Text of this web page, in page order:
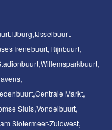
IJburg IJsselbuurt
Irenebuurt Rijnbuurt
Willemsparkbuurt
Centrale Markt
Sluis Vondelbuurt
Slotermeer-Zuidwest